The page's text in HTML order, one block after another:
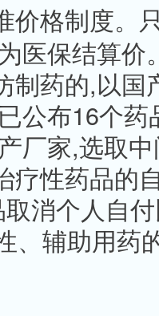
价格制度。
医保结算价
制药的,以国
公布16个
厂家,选取
疗性药品的
消个人自
、辅助用药